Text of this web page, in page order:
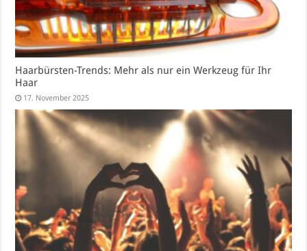
Haarbürsten-Trends: Mehr als nur ein Werkzeug für Ihr
Haar
17. November 2025